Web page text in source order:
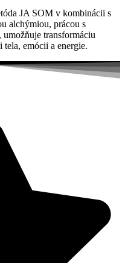
JA SOM v kombinácii s
alchýmiou, prácou s
transformáciu
emócii a energie.